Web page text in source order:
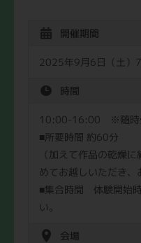
開催期間
2025年9月6日（土）7
時間
10:00-16:00 ※随時
■所要時間 約60分
（加えて作品の乾燥
めてお越しいただき、
■集合時間 体験開始
い。
会場